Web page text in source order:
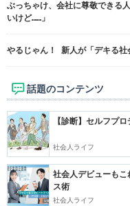
ぶっちゃけ、会社に尊敬できる
いけど……」
やるじゃん！ 新人が「デキる
話題のコンテンツ
【診断】セルフプ
社会人ライフ
社会人デビューも
ス術
社会人ライフ